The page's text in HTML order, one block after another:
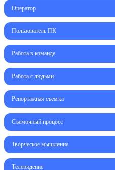
Оператор
Пользователь ПК
Работа в команде
Работа с людьми
Репортажная съемка
Съемочный процесс
Творческое мышление
Телевидение